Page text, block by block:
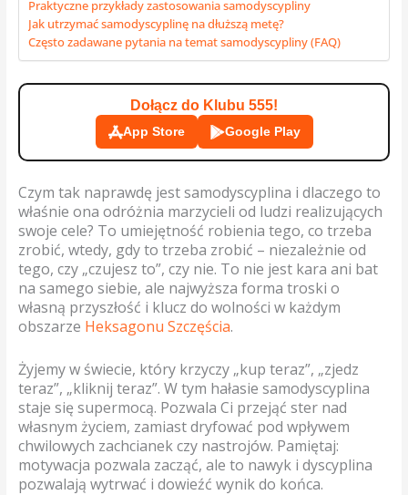
Praktyczne przykłady zastosowania samodyscypliny
Jak utrzymać samodyscyplinę na dłuższą metę?
Często zadawane pytania na temat samodyscypliny (FAQ)
Dołącz do Klubu 555!
App Store Google Play
Czym tak naprawdę jest samodyscyplina i dlaczego to
właśnie ona odróżnia marzycieli od ludzi realizujących
swoje cele? To umiejętność robienia tego, co trzeba
zrobić, wtedy, gdy to trzeba zrobić – niezależnie od
tego, czy „czujesz to”, czy nie. To nie jest kara ani bat
na samego siebie, ale najwyższa forma troski o
własną przyszłość i klucz do wolności w każdym
obszarze Heksagonu Szczęścia.
Żyjemy w świecie, który krzyczy „kup teraz”, „zjedz
teraz”, „kliknij teraz”. W tym hałasie samodyscyplina
staje się supermocą. Pozwala Ci przejąć ster nad
własnym życiem, zamiast dryfować pod wpływem
chwilowych zachcianek czy nastrojów. Pamiętaj:
motywacja pozwala zacząć, ale to nawyk i dyscyplina
pozwalają wytrwać i dowieźć wynik do końca.